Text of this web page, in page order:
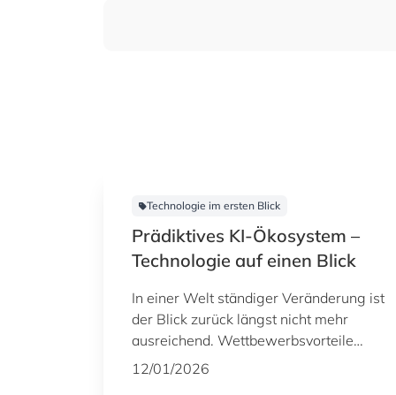
Technologie im ersten Blick
Prädiktives KI-Ökosystem –
Technologie auf einen Blick
In einer Welt ständiger Veränderung ist
der Blick zurück längst nicht mehr
ausreichend. Wettbewerbsvorteile
entstehen heute durch das frühzeitige
12/01/2026